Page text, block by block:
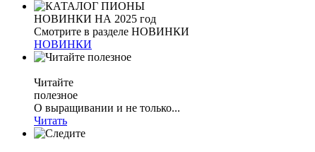
НОВИНКИ НА 2025 год
Смотрите в разделе НОВИНКИ
НОВИНКИ
Читайте
полезное
О выращивании и не только...
Читать